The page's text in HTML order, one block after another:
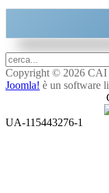
Copyright © 2026 CAI
Joomla! è un software
UA-115443276-1